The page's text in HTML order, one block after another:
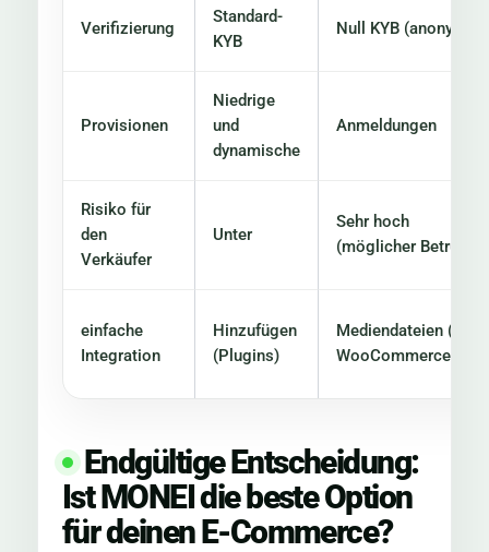
Verifizierung
Standard-
KYB
Null KYB (anonym)
Provisionen
Niedrige
und
dynamische
Anmeldungen
Risiko für
den
Verkäufer
Unter
Sehr hoch
(möglicher Betrug)
einfache
Integration
Hinzufügen
(Plugins)
Mediendateien (nur
WooCommerce)
Endgültige Entscheidung:
Ist MONEI die beste Option
für deinen E-Commerce?